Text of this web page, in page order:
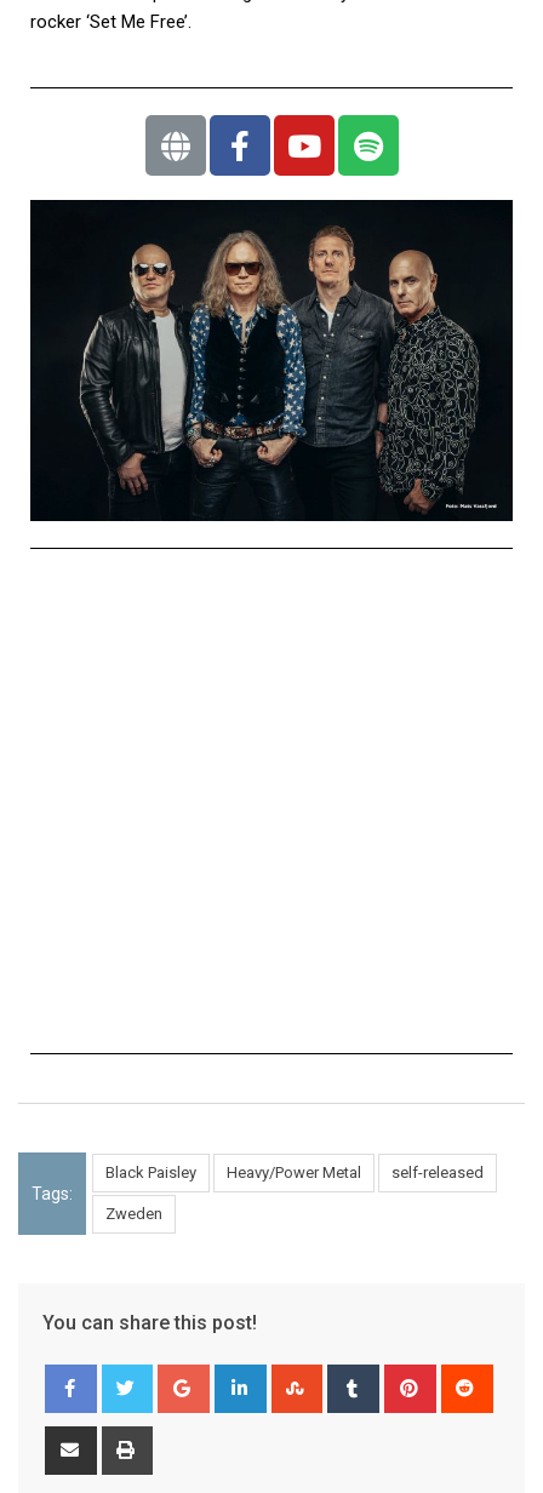
rocker ‘Set Me Free’.
Tags:
Black Paisley Heavy/Power Metal self-released
Zweden
You can share this post!